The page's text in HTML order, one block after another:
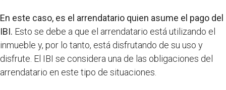
En este caso, es el arrendatario quien asume el pago del
IBI. Esto se debe a que el arrendatario está utilizando el
inmueble y, por lo tanto, está disfrutando de su uso y
disfrute. El IBI se considera una de las obligaciones del
arrendatario en este tipo de situaciones.